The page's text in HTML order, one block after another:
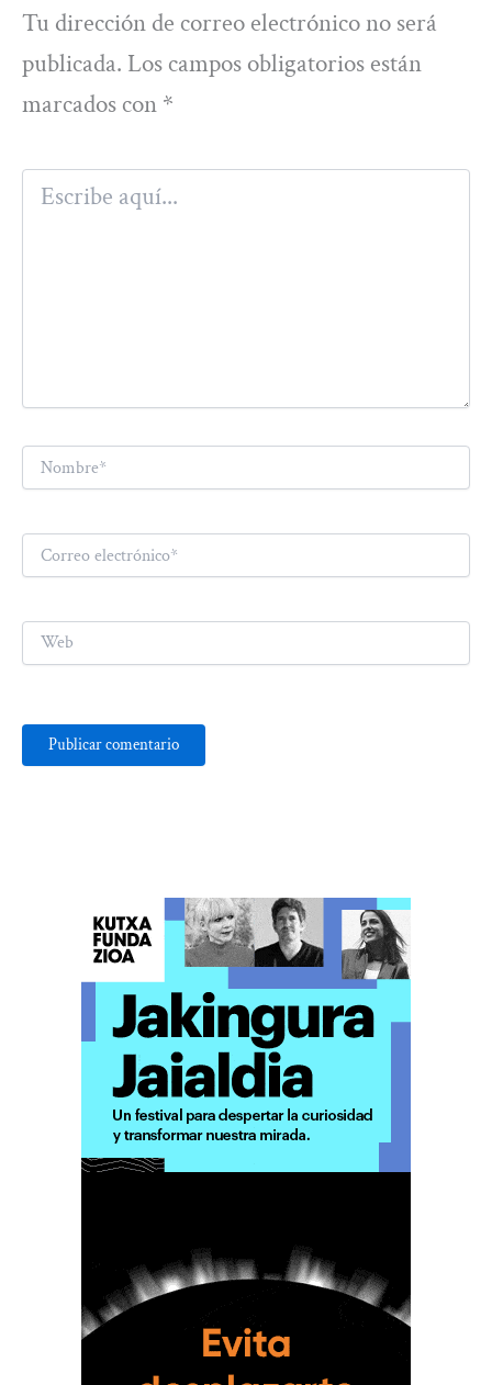
Tu dirección de correo electrónico no será
publicada. Los campos obligatorios están
marcados con *
Escribe
aquí...
Nombre*
Correo
electrónico*
Web